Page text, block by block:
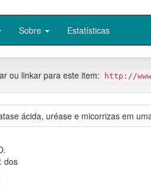
Sobre Estatísticas
ou linkar para este item: http://
ácida, uréase e micorrizas em
dos